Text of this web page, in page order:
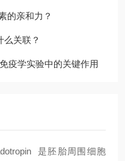
的亲和力？
么关联？
疫学实验中的关键作用
是胚胎周围细胞